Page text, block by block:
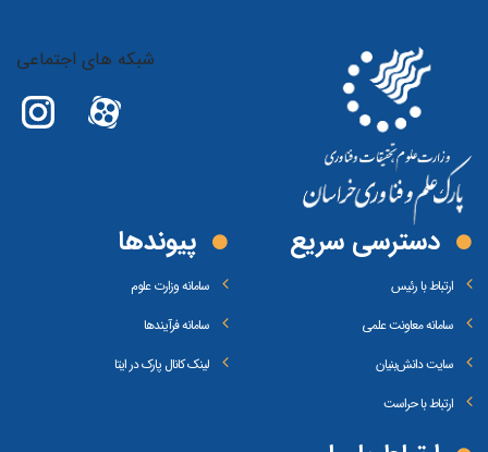
شبکه های اجتماعی
دسترسی سریع
ارتباط با رئیس
سامانه معاونت علمی
سایت دانش‌بنیان
ارتباط با حراست
پیوند‌ها
سامانه وزارت علوم
سامانه فرآیندها
لینک کانال پارک در ایتا